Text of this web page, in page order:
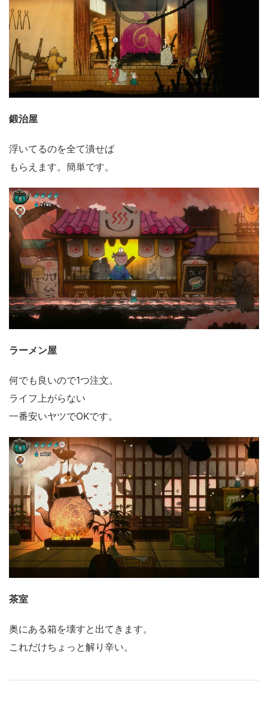
鍛治屋
浮いてるのを全て潰せば
もらえます。簡単です。
ラーメン屋
何でも良いので1つ注文。
ライフ上がらない
一番安いヤツでOKです。
茶室
奥にある箱を壊すと出てきます。
これだけちょっと解り辛い。